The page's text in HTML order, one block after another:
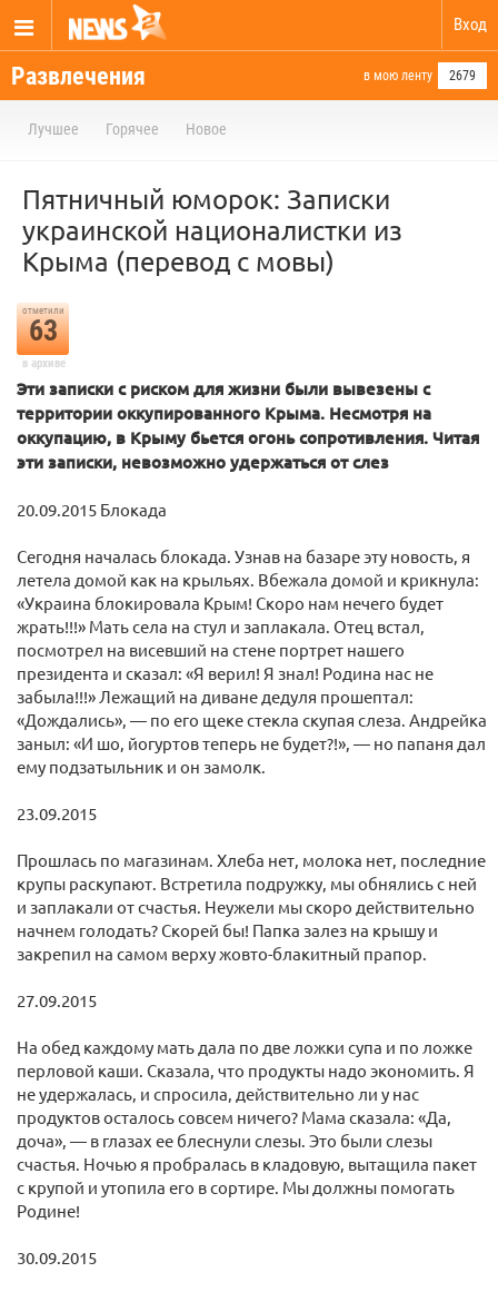
Вход
Развлечения в мою ленту 2679
Лучшее Горячее Новое
Пятничный юморок: Записки
украинской националистки из
Крыма (перевод с мовы)
отметили
63
в архиве
Эти записки с риском для жизни были вывезены с
территории оккупированного Крыма. Несмотря на
оккупацию, в Крыму бьется огонь сопротивления. Читая
эти записки, невозможно удержаться от слез
20.09.2015 Блокада
Сегодня началась блокада. Узнав на базаре эту новость, я
летела домой как на крыльях. Вбежала домой и крикнула:
«Украина блокировала Крым! Скоро нам нечего будет
жрать!!!» Мать села на стул и заплакала. Отец встал,
посмотрел на висевший на стене портрет нашего
президента и сказал: «Я верил! Я знал! Родина нас не
забыла!!!» Лежащий на диване дедуля прошептал:
«Дождались», — по его щеке стекла скупая слеза. Андрейка
заныл: «И шо, йогуртов теперь не будет?!», — но папаня дал
ему подзатыльник и он замолк.
23.09.2015
Прошлась по магазинам. Хлеба нет, молока нет, последние
крупы раскупают. Встретила подружку, мы обнялись с ней
и заплакали от счастья. Неужели мы скоро действительно
начнем голодать? Скорей бы! Папка залез на крышу и
закрепил на самом верху жовто-блакитный прапор.
27.09.2015
На обед каждому мать дала по две ложки супа и по ложке
перловой каши. Сказала, что продукты надо экономить. Я
не удержалась, и спросила, действительно ли у нас
продуктов осталось совсем ничего? Мама сказала: «Да,
доча», — в глазах ее блеснули слезы. Это были слезы
счастья. Ночью я пробралась в кладовую, вытащила пакет
с крупой и утопила его в сортире. Мы должны помогать
Родине!
30.09.2015